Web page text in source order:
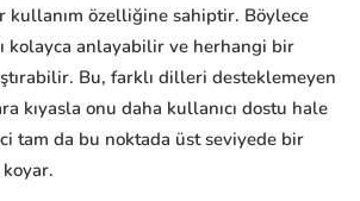
kullanım özelliğine sahiptir. Böylece
kolayca anlayabilir ve herhangi bir
Bu, farklı dilleri desteklemeyen
kıyasla onu daha kullanıcı dostu hale
tam da bu noktada üst seviyede bir